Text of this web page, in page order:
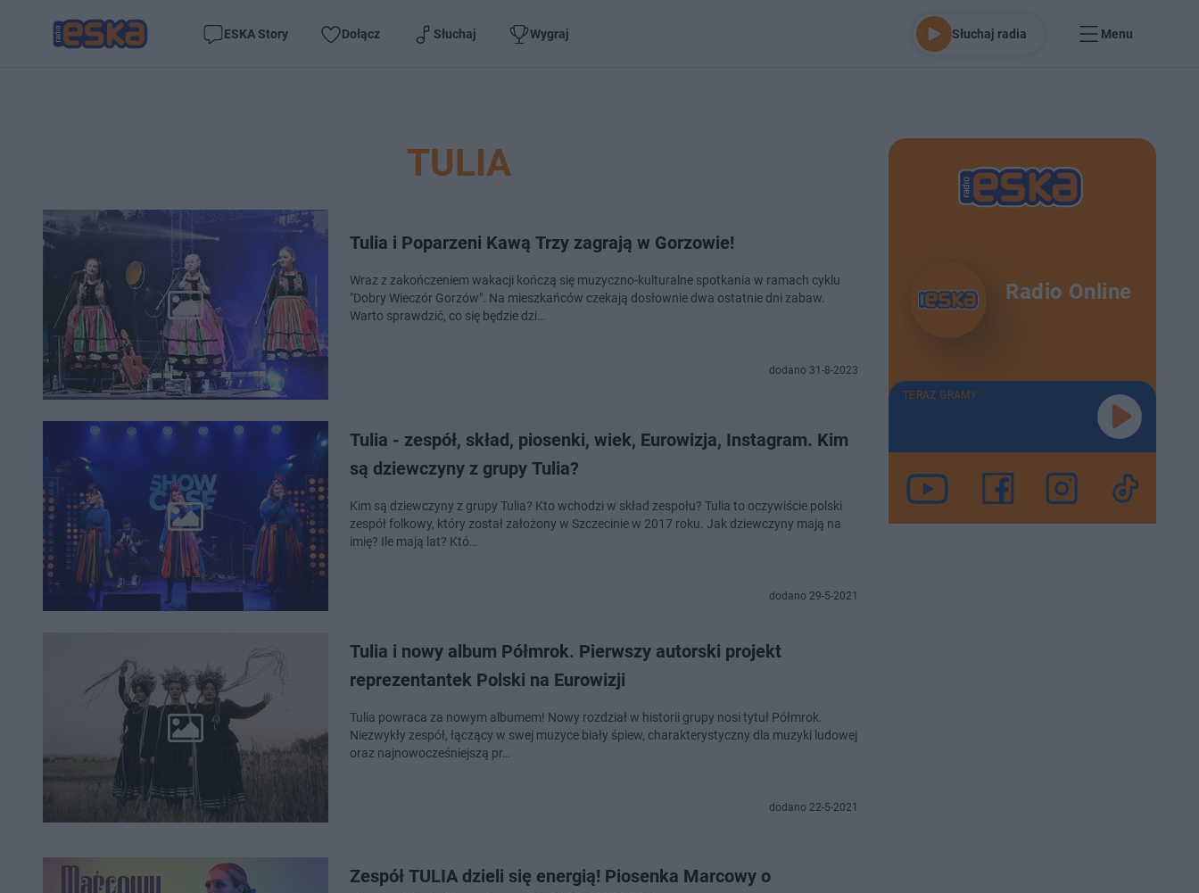
ESKA Story Dołącz Słuchaj Wygraj Słuchaj radia Menu
TULIA
Tulia i Poparzeni Kawą Trzy zagrają w Gorzowie!
Wraz z zakończeniem wakacji kończą się muzyczno-kulturalne spotkania w ramach cyklu
"Dobry Wieczór Gorzów". Na mieszkańców czekają dosłownie dwa ostatnie dni zabaw.
Warto sprawdzić, co się będzie dzi…
dodano 31-8-2023
Tulia - zespół, skład, piosenki, wiek, Eurowizja, Instagram. Kim
są dziewczyny z grupy Tulia?
Kim są dziewczyny z grupy Tulia? Kto wchodzi w skład zespołu? Tulia to oczywiście polski
zespół folkowy, który został założony w Szczecinie w 2017 roku. Jak dziewczyny mają na
imię? Ile mają lat? Któ…
dodano 29-5-2021
Tulia i nowy album Półmrok. Pierwszy autorski projekt
reprezentantek Polski na Eurowizji
Tulia powraca za nowym albumem! Nowy rozdział w historii grupy nosi tytuł Półmrok.
Niezwykły zespół, łączący w swej muzyce biały śpiew, charakterystyczny dla muzyki ludowej
oraz najnowocześniejszą pr…
dodano 22-5-2021
Zespół TULIA dzieli się energią! Piosenka Marcowy o
Radio Online
TERAZ GRAMY